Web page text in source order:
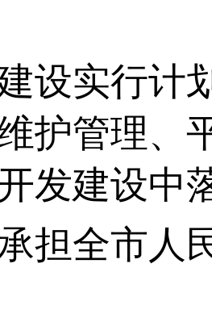
设实行计
护管理、
发建设中
承担全市